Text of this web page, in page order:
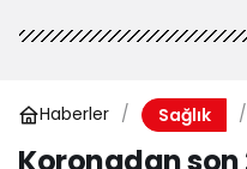
Haberler Sağlık
Koronadan son